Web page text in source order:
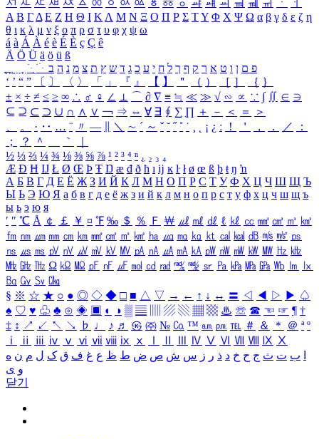
ㅺ ㅻ ㅼ ㅽ ㅾ ㅿ ㆀ ㆁ ㆂ ㆃ ㆄ ㆅ ㆆ ㆇ ㆈ ㆉ ㆊ ㆋ ㆌ ㆍ
ㆎ
Α Β ΓΔ Ε Ζ Η Θ Ι ΚΛ Μ Ν Ξ Ο Π Ρ Σ ΤΥ Φ Χ Ψ Ω α β γ δ ε ζ η
θ ι κ λ μ ν ξ ο π ρ σ τ υ φ χ ψ ω
á à Á À é è É È ç Ç ê
Ä Ö Ü ä ö ü ß
ִֶֹ ֻּ ׁׂ פ ם ן ו ט א ר ק ף ך ל ח י ע כ ג ד ש ץ ת צ מ נ ה ב
‘ ’ “ ” 〔 〕 〈 〉 「 」 『 』 【 】 ＂ （ ） ［ ］ ｛ ｝
± × ÷ ≠ ≤ ≥ ∞ ∴ ♂ ♀ ∠ ⊥ ⌒ ∂ ∇ ≡ ≒ ≪ ≫ √ ∽ ∝ ∵ ∫ ∬ ∈ ∋
⊆ ⊇ ⊂ ⊃ ∪ ∩ ∧ ∨ ￢ ⇒ ⇔ ∀ ∃ ∮ ∑ ∏ ＋ － ＜ ＝
＞
、
。 · ‥ … ¨ 〃 ― ＼ ∼ ´ ～ ˇ ˘ ˝ ˚ ˙ ¸ ¡ ¿ ː ！ ＇ ， ． ／
：
；
？ ＾ ｀
½ ⅓ ⅔ ¼ ¾ ⅛ ⅜ ⅝ ⅞ ¹ ² ³ ⁴ ⁿ ₁ ₂ ₃ ₄
Æ Ð Ħ Ĳ Ł Ø Œ Þ Ŧ Ŋ æ đ ð ħ ı ĳ ĸ ŀ ł ø œ ß þ ŧ ŋ ŉ
А Б В Г Д Е Ё Ж З И Й К Л М Н О П Р С Т У Ф Х Ц Ч Ш Щ Ъ
Ы Ь Э Ю Я а б в г д е ё ж з и й к л м н о п р с т у ф х ц ч ш щ ъ
ы ь э ю я
′ ″ ℃ Å ￠ ￡ ￥ ¤ ℉ ‰ ＄ ％ Ｆ ￦ ㎕ ㎖ ㎗ ℓ ㎘ ㏄ ㎣ ㎤ ㎥ ㎦
㎙ ㎚ ㎛ ㎜ ㎝ ㎞ ㎟ ㎠ ㎡ ㎢ ㏊ ㎍ ㎎ ㎏ ㏏ ㎈ ㎉ ㏈ ㎧ ㎨ ㎰
㎱ ㎲ ㎳ ㎴ ㎵ ㎶ ㎷ ㎸ ㎹ ㎀ ㎁ ㎂ ㎃ ㎄ ㎺ ㎻ ㎽ ㎾ ㎿ ㎐ ㎑
㎒ ㎓ ㎔ Ω ㏀ ㏁ ㎊ ㎋ ㎌ ㏖ ㏅ ㎭ ㎮ ㎯ ㏛ ㎩ ㎪ ㎫ ㎬ ㏝ ㏐
㏓
㏃ ㏉ ㏜ ㏆
§ ※ ☆ ★ ○ ● ◎ ◇ ◆ □ ■ △ ▽ → ← ↑ ↓ ↔ 〓 ◁ ◀ ▷ ▶ ♤
♠ ♡ ♥ ♧ ♣ ⊙ ◈ ▣ ◐ ◑ ▒ ▤ ▨ ▧ ▦ ▩ ♨ ☏ ☎ ☜ ☞ ¶ †
‡ ↕ ↗ ↙ ↖ ↘ ♭ ♩ ♪ ♬ ㉿ ㈜ № ㏇ ™ ㏂ ㏘ ℡ ＃ ＆ ＊ ＠ ª º
ⅰ
ⅱ ⅲ ⅳ ⅴ ⅵ ⅶ ⅷ ⅸ ⅹ Ⅳ Ⅴ Ⅵ Ⅶ Ⅷ Ⅸ Ⅹ
ب ت ث ج ح خ د ذ ر ز س ش ص ض ط ظ ع غ ف ق ک ل م ن ه
و ی
닫기